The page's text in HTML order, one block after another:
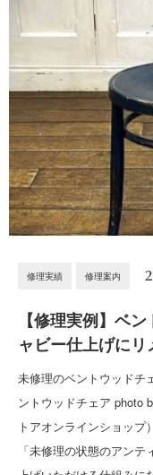
修理実績 修理案内
【修理実例】ベ
ャビー仕上げにリ
未修理のベントウッドチ
ントウッドチェア photo
トアオンラインショッ
「未修理の状態のアン